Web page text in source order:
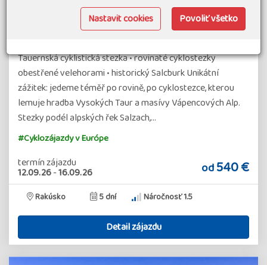
Rakousko - Po rovině napříč Alpami*
Tauernská cyklistická stezka • rovinaté cyklostezky
obestřené velehorami • historický Salcburk Unikátní
zážitek: jedeme téměř po rovině, po cyklostezce, kterou
lemuje hradba Vysokých Taur a masívy Vápencových Alp.
Stezky podél alpských řek Salzach,…
#Cyklozájazdy v Európe
termín zájazdu
12.09.26-16.09.26 od540 €
Rakúsko 5 dní Náročnosť 1.5
Detail zájazdu
Nastavit cookies Povoliť všetko